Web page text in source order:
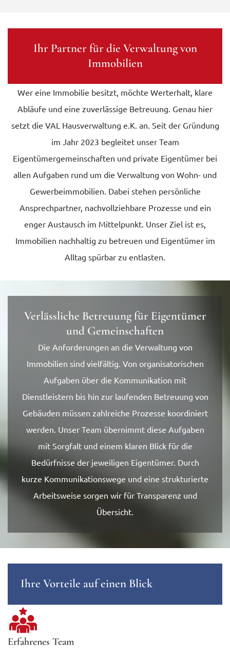
Ihr Partner für die Verwaltung von
Immobilien
Wer eine Immobilie besitzt, möchte Werterhalt, klare
Abläufe und eine zuverlässige Betreuung. Genau hier
setzt die VAL Hausverwaltung e.K. an. Seit der Gründung
im Jahr 2023 begleitet unser Team
Eigentümergemeinschaften und private Eigentümer bei
allen Aufgaben rund um die Verwaltung von Wohn- und
Gewerbeimmobilien. Dabei stehen persönliche
Ansprechpartner, nachvollziehbare Prozesse und ein
enger Austausch im Mittelpunkt. Unser Ziel ist es,
Immobilien nachhaltig zu betreuen und Eigentümer im
Alltag spürbar zu entlasten.
Verlässliche Betreuung für Eigentümer
und Gemeinschaften
Die Anforderungen an die Verwaltung von
Immobilien sind vielfältig. Von organisatorischen
Aufgaben über die Kommunikation mit
Dienstleistern bis hin zur laufenden Betreuung von
Gebäuden müssen zahlreiche Prozesse koordiniert
werden. Unser Team übernimmt diese Aufgaben
mit Sorgfalt und einem klaren Blick für die
Bedürfnisse der jeweiligen Eigentümer. Durch
kurze Kommunikationswege und eine strukturierte
Arbeitsweise sorgen wir für Transparenz und
Übersicht.
Ihre Vorteile auf einen Blick
Erfahrenes Team